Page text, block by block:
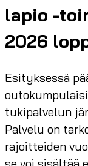
lapio -
2026
Esityksessä
tukipalvelun
Palvelu on
rajoitteiden